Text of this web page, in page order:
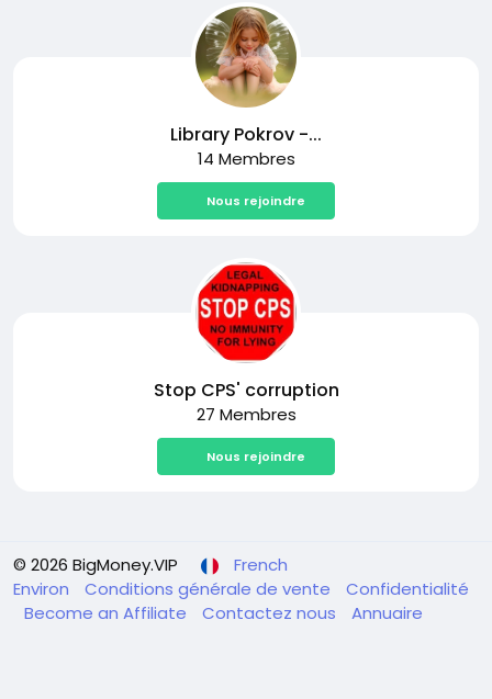
Library Pokrov -...
14 Membres
Nous rejoindre
Stop CPS' corruption
27 Membres
Nous rejoindre
© 2026 BigMoney.VIP
French
Environ
Conditions générale de vente
Confidentialité
Become an Affiliate
Contactez nous Annuaire